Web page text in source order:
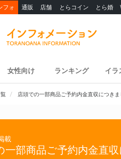
フォ 通販 店舗 とらコイン とら婚
女性向け ランキング イラ
店頭での一部商品ご予約内金直収につきま
載
一部商品ご予約内金直